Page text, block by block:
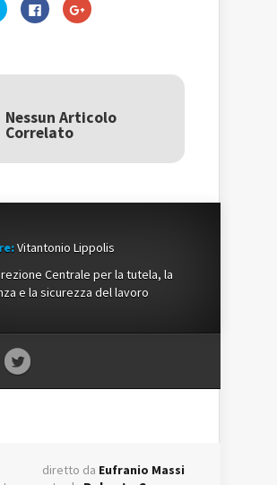
Fai
clic
Twitter
una
nuova
finestra)
Fai
clic
(Si
nuova
finestra)
Fai
clic
Google+
una
nuova
Nessun Articolo
Correlato
Vitantonio Lippolis
Centrale per la tutela, la
e la sicurezza del lavoro
diretto da Eufranio Massi